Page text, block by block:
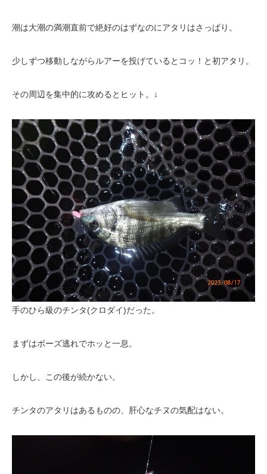
潮は大潮の満潮直前で絶好のはずなのにアタリはさっぱり。
少しずつ移動しながらルアーを投げているとコッ！と初アタリ。
その周辺を集中的に攻めるとヒット。↓
手のひら級のチンタ(クロダイ)だった。
まずはボーズ逃れでホッと一息。
しかし、この後が続かない。
チンタのアタリはあるものの、肝心なチヌの気配はない。